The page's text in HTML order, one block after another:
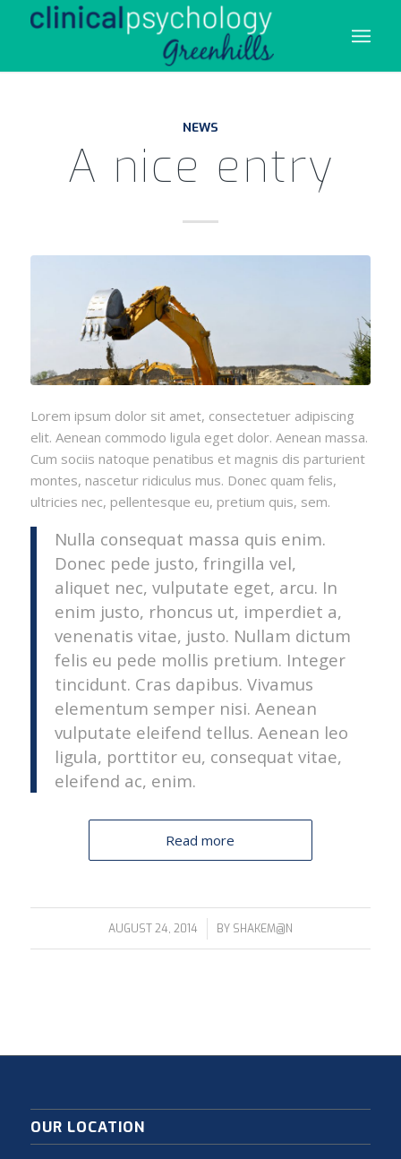
NEWS
A nice entry
Lorem ipsum dolor sit amet, consectetuer adipiscing
elit. Aenean commodo ligula eget dolor. Aenean massa.
Cum sociis natoque penatibus et magnis dis parturient
montes, nascetur ridiculus mus. Donec quam felis,
ultricies nec, pellentesque eu, pretium quis, sem.
Nulla consequat massa quis enim.
Donec pede justo, fringilla vel,
aliquet nec, vulputate eget, arcu. In
enim justo, rhoncus ut, imperdiet a,
venenatis vitae, justo. Nullam dictum
felis eu pede mollis pretium. Integer
tincidunt. Cras dapibus. Vivamus
elementum semper nisi. Aenean
vulputate eleifend tellus. Aenean leo
ligula, porttitor eu, consequat vitae,
eleifend ac, enim.
Read more
AUGUST 24, 2014
/ BY SHAKEM@N
OUR LOCATION